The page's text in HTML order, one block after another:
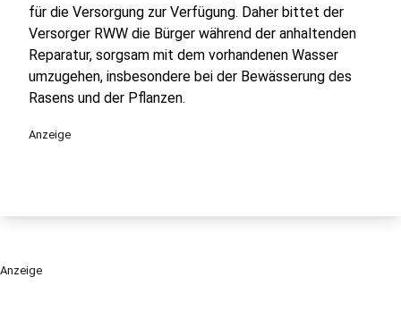
für die Versorgung zur Verfügung. Daher bittet der
Versorger RWW die Bürger während der anhaltenden
Reparatur, sorgsam mit dem vorhandenen Wasser
umzugehen, insbesondere bei der Bewässerung des
Rasens und der Pflanzen.
Anzeige
Anzeige